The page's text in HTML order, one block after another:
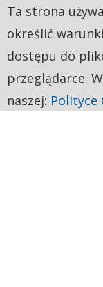
Ta strona
określić
dostępu do
przeglądarce.
naszej: Polityce